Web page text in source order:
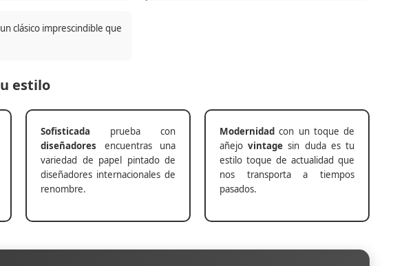
un clásico imprescindible que
estilo
Sofisticada prueba con
diseñadores encuentras una
variedad de papel pintado de
diseñadores internacionales de
renombre.
Modernidad con un toque de
añejovintage sin duda es tu
estilo toque de actualidad que
nos transporta a tiempos
pasados.